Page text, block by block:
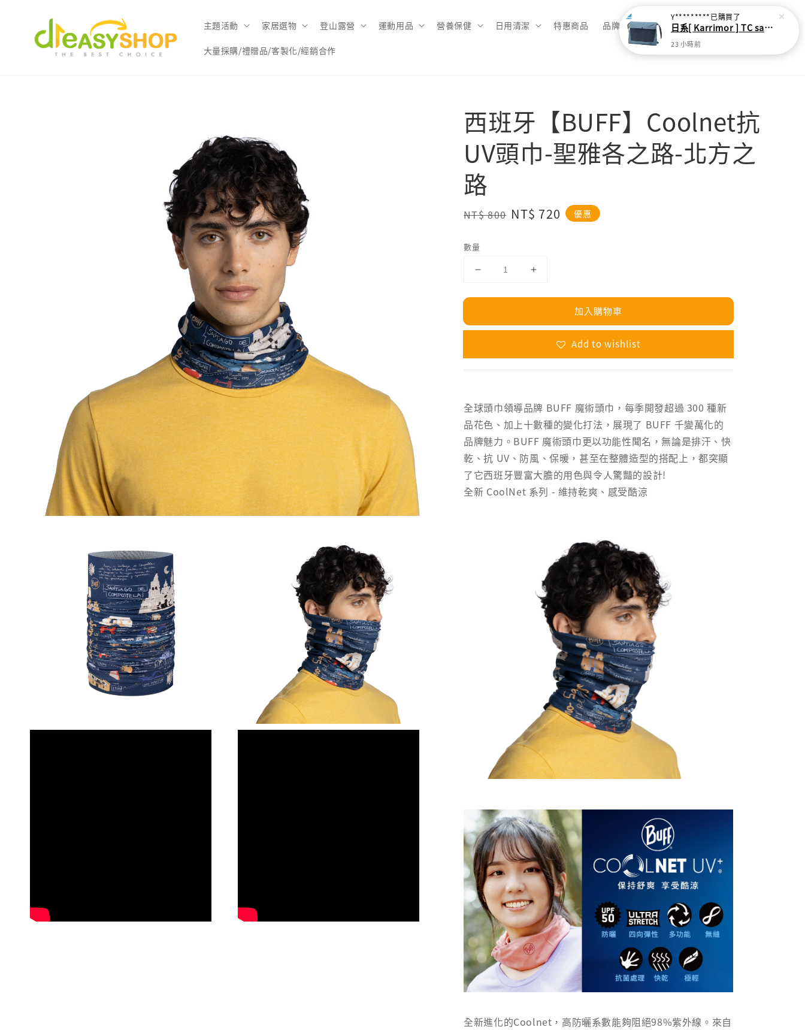
主題活動 家居選物 登山露營 運動用品 營養保健 日用清潔 特惠商品 品牌總覽
大量採購/禮贈品/客製化/經銷合作
西班牙【BUFF】Coolnet抗
UV頭巾-聖雅各之路-北方之
路
Regular
NT$ 800 Sale
NT$ 720 優惠
數量
加入購物車
Add to wishlist
全球頭巾領導品牌 BUFF 魔術頭巾，每季開發超過 300 種新
品花色、加上十數種的變化打法，展現了 BUFF 千變萬化的
品牌魅力。BUFF 魔術頭巾更以功能性聞名，無論是排汗、快
乾、抗 UV、防風、保暖，甚至在整體造型的搭配上，都突顯
了它西班牙豐富大膽的用色與令人驚豔的設計!
全新 CoolNet 系列 - 維持乾爽、感受酷涼
全新進化的Coolnet，高防曬系數能夠阻絕98%紫外線。來自
Y*********已購買了
日系[ Karrimor ] TC sacoche Ｌ 多功能輕旅收納袋
23 小時前